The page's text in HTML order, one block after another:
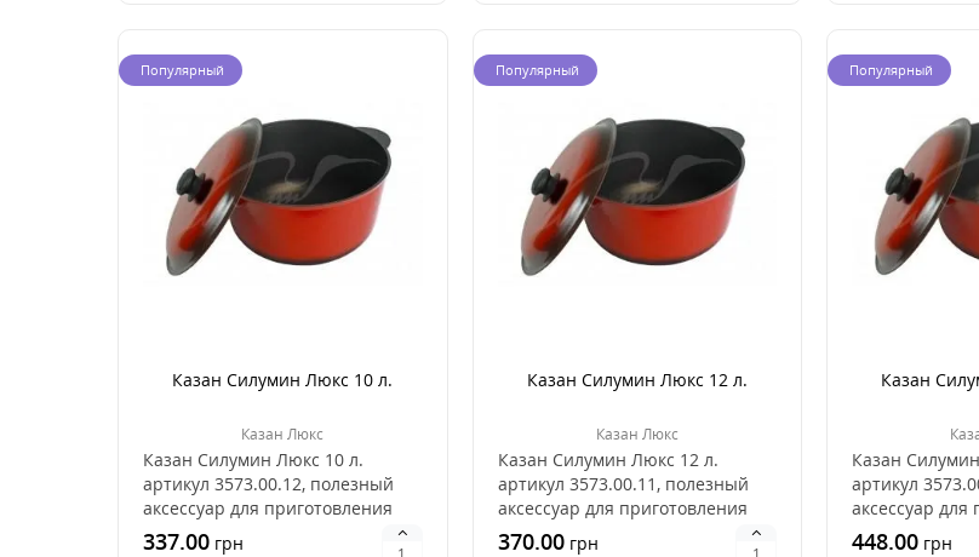
Популярный
Казан Силумин Люкс 10 л.
Казан Люкс
Казан Силумин Люкс 10 л.
артикул 3573.00.12, полезный
аксессуар для приготовления
пищи на открытом о..
337.00 грн
Популярный
Казан Силумин Люкс 12 л.
Казан Люкс
Казан Силумин Люкс 12 л.
артикул 3573.00.11, полезный
аксессуар для приготовления
пищи на открытом о..
370.00грн
Популярный
Казан
Казан
артикул
аксессуар для
пищи на
448.00 грн